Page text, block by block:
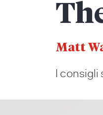
Matt
I consigli